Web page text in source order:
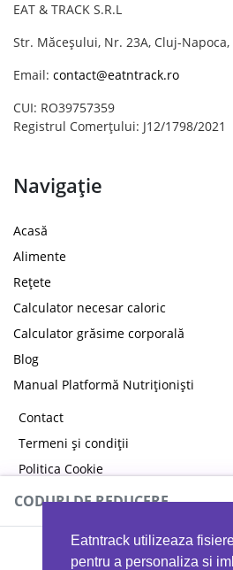
Eatntrack utilizeaza
pentru a personaliza si
EAT & TRACK S.R.L
Str. Măceșului, Nr. 23A, Cluj-Napoca,
Email: contact@eatntrack.ro
CUI: RO39757359
Registrul Comerțului: J12/1798/2021
Navigație
Acasă
Alimente
Rețete
Calculator necesar caloric
Calculator grăsime corporală
Blog
Manual Platformă Nutriționiști
Contact
Termeni și condiții
Politica Cookie
Politica de confidențialitate
CODURI DE REDUCERE